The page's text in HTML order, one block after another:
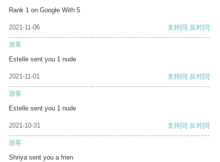
Rank 1 on Google With 5
2021-11-06 支持[0] 反对[0]
游客
Estelle sent you 1 nude
2021-11-01 支持[0] 反对[0]
游客
Estelle sent you 1 nude
2021-10-31 支持[0] 反对[0]
游客
Shriya sent you a frien